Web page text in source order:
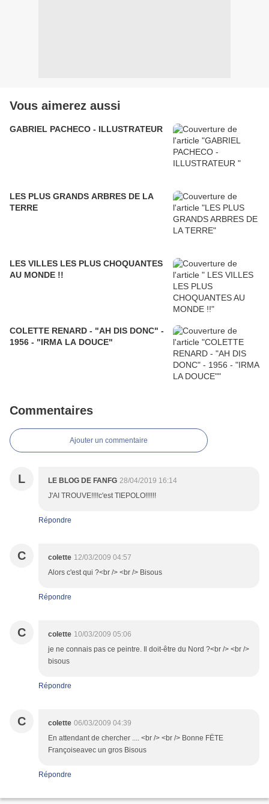
Vous aimerez aussi
GABRIEL PACHECO - ILLUSTRATEUR
LES PLUS GRANDS ARBRES DE LA
TERRE
LES VILLES LES PLUS CHOQUANTES
AU MONDE !!
COLETTE RENARD - "AH DIS DONC" -
1956 - "IRMA LA DOUCE"
Commentaires
Ajouter un commentaire
L LE BLOG DE FANFG 28/04/2019 16:14
J'AI TROUVE!!!!c'est TIEPOLO!!!!!!
Répondre
C colette 12/03/2009 04:57
Alors c'est qui ?<br /> <br /> Bisous
Répondre
C colette 10/03/2009 05:06
je ne connais pas ce peintre. Il doit-être du Nord ?<br /> <br />
bisous
Répondre
C colette 06/03/2009 04:39
En attendant de chercher .... <br /> <br /> Bonne FËTE
Françoiseavec un gros Bisous
Répondre